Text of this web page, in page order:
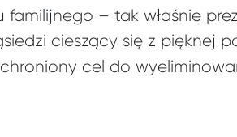
– tak właśnie
cieszący się z pięknej
cel do